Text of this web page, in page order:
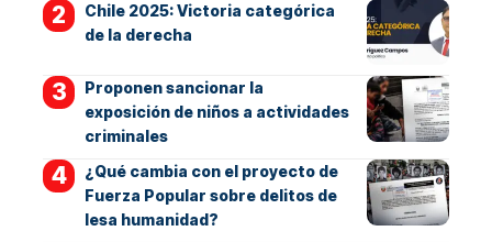
Chile 2025: Victoria categórica
de la derecha
Proponen sancionar la
exposición de niños a actividades
criminales
¿Qué cambia con el proyecto de
Fuerza Popular sobre delitos de
lesa humanidad?